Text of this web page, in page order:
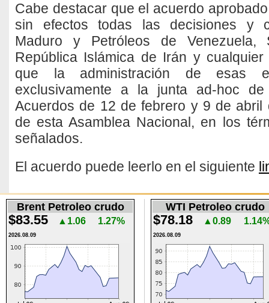
Cabe destacar que el acuerdo
sin efectos todas las decisiones y
Maduro y Petróleos de Venezuela,
República Islámica de Irán y
que la administración de esas
exclusivamente a la junta ad-hoc
Acuerdos de 12 de febrero y 9 de abril
de esta Asamblea Nacional, en los
señalados.
El acuerdo puede leerlo en el siguiente
Brent Petroleo crudo
$83.55 ▲1.06 1.27%
2026.08.09
WTI Petroleo crudo
$78.18 ▲0.89
2026.08.09